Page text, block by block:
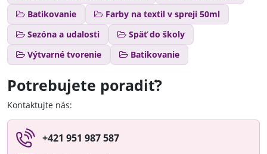
Batikovanie
Farby na textil v spreji 50ml
Sezóna a udalosti
Späť do školy
Výtvarné tvorenie
Batikovanie
Potrebujete poradiť?
Kontaktujte nás:
+421 951 987 587